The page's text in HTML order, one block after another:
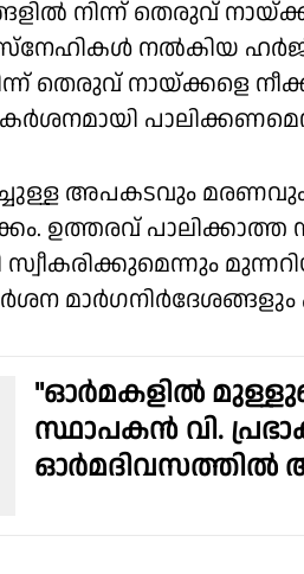
നിന്ന് തെരുവ്
നല്‍കിയ ഹര്‍ജി
തെരുവ് നായ്ക്കളെ
കര്‍ശനമായി
അപകടവും മരണവും
ഉത്തരവ്
മാർഗനിർദേശങ്ങളും
''ഓര്‍മകളില്‍
സ്ഥാപകന്‍ വി.
ഓര്‍മദിവസത്തില്‍